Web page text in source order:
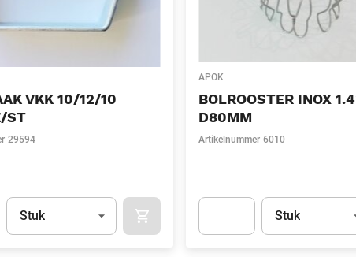
VKK 10/12/10
ST
29594
Eenheid
Stuk
APOK
BOLROOSTER INOX
D80MM
Artikelnummer 6010
Eenheid
Stuk